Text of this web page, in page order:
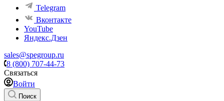
Telegram
Вконтакте
YouTube
Яндекс.Дзен
sales@spegroup.ru
8 (800) 707-44-73
Связаться
Войти
Поиск